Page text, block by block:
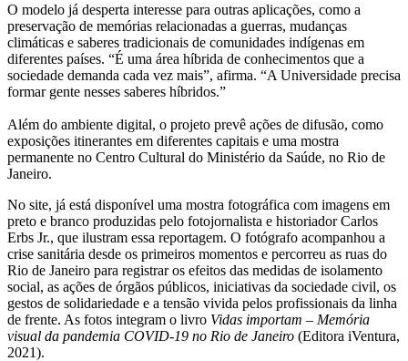
O modelo já desperta interesse para outras aplicações, como a
preservação de memórias relacionadas a guerras, mudanças
climáticas e saberes tradicionais de comunidades indígenas em
diferentes países. “É uma área híbrida de conhecimentos que a
sociedade demanda cada vez mais”, afirma. “A Universidade precisa
formar gente nesses saberes híbridos.”
Além do ambiente digital, o projeto prevê ações de difusão, como
exposições itinerantes em diferentes capitais e uma mostra
permanente no Centro Cultural do Ministério da Saúde, no Rio de
Janeiro.
No site, já está disponível uma mostra fotográfica com imagens em
preto e branco produzidas pelo fotojornalista e historiador Carlos
Erbs Jr., que ilustram essa reportagem. O fotógrafo acompanhou a
crise sanitária desde os primeiros momentos e percorreu as ruas do
Rio de Janeiro para registrar os efeitos das medidas de isolamento
social, as ações de órgãos públicos, iniciativas da sociedade civil, os
gestos de solidariedade e a tensão vivida pelos profissionais da linha
de frente. As fotos integram o livro Vidas importam – Memória
visual da pandemia COVID-19 no Rio de Janeiro (Editora iVentura,
2021).